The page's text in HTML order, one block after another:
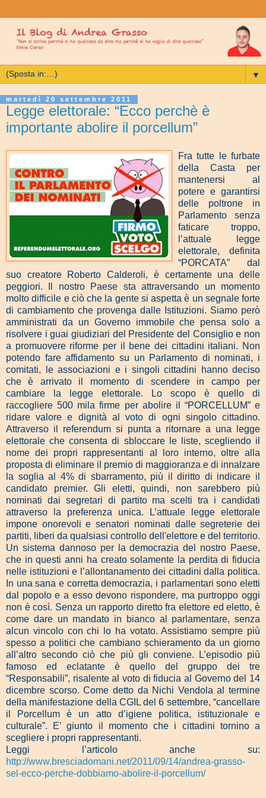
▼
martedì 20 settembre 2011
Legge elettorale: “Ecco perchè è
importante abolire il porcellum”
Fra tutte le furbate
della Casta per
mantenersi al
potere e garantirsi
delle poltrone in
Parlamento senza
faticare troppo,
l’attuale legge
elettorale, definita
“PORCATA” dal
suo creatore Roberto Calderoli, è certamente una delle
peggiori. Il nostro Paese sta attraversando un momento
molto difficile e ciò che la gente si aspetta è un segnale forte
di cambiamento che provenga dalle Istituzioni. Siamo però
amministrati da un Governo immobile che pensa solo a
risolvere i guai giudiziari del Presidente del Consiglio e non
a promuovere riforme per il bene dei cittadini italiani. Non
potendo fare affidamento su un Parlamento di nominati, i
comitati, le associazioni e i singoli cittadini hanno deciso
che è arrivato il momento di scendere in campo per
cambiare la legge elettorale. Lo scopo è quello di
raccogliere 500 mila firme per abolire il “PORCELLUM” e
ridare valore e dignità al voto di ogni singolo cittadino.
Attraverso il referendum si punta a ritornare a una legge
elettorale che consenta di sbloccare le liste, scegliendo il
nome dei propri rappresentanti al loro interno, oltre alla
proposta di eliminare il premio di maggioranza e di innalzare
la soglia al 4% di sbarramento, più il diritto di indicare il
candidato premier. Gli eletti, quindi, non sarebbero più
nominati dai segretari di partito ma scelti tra i candidati
attraverso la preferenza unica. L’attuale legge elettorale
impone onorevoli e senatori nominati dalle segreterie dei
partiti, liberi da qualsiasi controllo dell'elettore e del territorio.
Un sistema dannoso per la democrazia del nostro Paese,
che in questi anni ha creato solamente la perdita di fiducia
nelle istituzioni e l’allontanamento dei cittadini dalla politica.
In una sana e corretta democrazia, i parlamentari sono eletti
dal popolo e a esso devono rispondere, ma purtroppo oggi
non è così. Senza un rapporto diretto fra elettore ed eletto, è
come dare un mandato in bianco al parlamentare, senza
alcun vincolo con chi lo ha votato. Assistiamo sempre più
spesso a politici che cambiano schieramento da un giorno
all’altro secondo ciò che più gli conviene. L’episodio più
famoso ed eclatante è quello del gruppo dei tre
“Responsabili”, risalente al voto di fiducia al Governo del 14
dicembre scorso. Come detto da Nichi Vendola al termine
della manifestazione della CGIL del 6 settembre, “cancellare
il Porcellum è un atto d’igiene politica, istituzionale e
culturale”. E’ giunto il momento che i cittadini tornino a
scegliere i propri rappresentanti.
Leggi l’articolo anche su:
http://www.bresciadomani.net/2011/09/14/andrea-grasso-
sel-ecco-perche-dobbiamo-abolire-il-porcellum/